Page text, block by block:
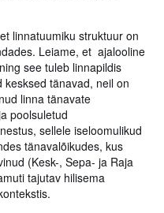
linnatuumiku struktuur on
Leiame, et ajalooline
see tuleb linnapildis
kesksed tänavad, neil on
linna tänavate
poolsuletud
sellele iseloomulikud
tänavalõikudes, kus
(Kesk-, Sepa- ja Raja
tajutav hilisema